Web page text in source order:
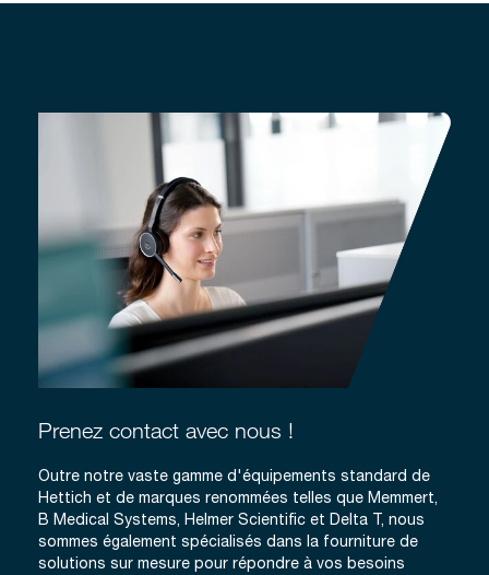
Prenez contact avec nous !
Outre notre vaste gamme d'équipements standard de
Hettich et de marques renommées telles que Memmert,
B Medical Systems, Helmer Scientific et Delta T, nous
sommes également spécialisés dans la fourniture de
solutions sur mesure pour répondre à vos besoins